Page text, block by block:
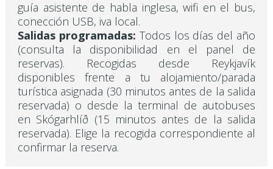
guía asistente de habla inglesa, wifi en el bus,
conección USB, iva local.
Salidas programadas: Todos los días del año
(consulta la disponibilidad en el panel de
reservas). Recogidas desde Reykjavík
disponibles frente a tu alojamiento/parada
turística asignada (30 minutos antes de la salida
reservada) o desde la terminal de autobuses
en Skógarhlíð (15 minutos antes de la salida
reservada). Elige la recogida correspondiente al
confirmar la reserva.